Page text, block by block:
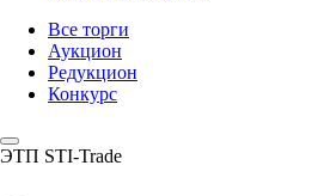
Все торги
Аукцион
Редукцион
Конкурс
ЭТП STI-Trade